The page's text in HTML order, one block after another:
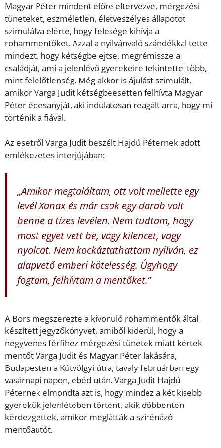
Magyar Péter mindent előre eltervezve, mérgezési
tüneteket, eszméletlen, életveszélyes állapotot
szimulálva elérte, hogy felesége kihívja a
rohammentőket. Azzal a nyilvánvaló szándékkal tette
mindezt, hogy kétségbe ejtse, megrémissze a
családját, ami a jelenlévő gyerekeire tekintettel több,
mint felelőtlenség. Még akkor is ájulást szimulált,
amikor Varga Judit kétségbeesetten felhívta Magyar
Péter édesanyját, aki indulatosan reagált arra, hogy mi
történik a fiával.
Az esetről Varga Judit beszélt Hajdú Péternek adott
emlékezetes interjújában:
„Amikor megtaláltam, ott volt mellette egy
levél Xanax és már csak egy darab volt
benne a tízes levélen. Nem tudtam, hogy
most egyet vett be, vagy kilencet, vagy
nyolcat. Nem kockáztathattam nyilván, ez
alapvető emberi kötelesség. Úgyhogy
fogtam, felhívtam a mentőket.”
A Bors megszerezte a kivonuló rohammentők által
készített jegyzőkönyvet, amiből kiderül, hogy a
negyvenes férfihez mérgezési tünetek miatt kértek
mentőt Varga Judit és Magyar Péter lakására,
Budapesten a Kútvölgyi útra, tavaly februárban egy
vasárnapi napon, ebéd után. Varga Judit Hajdú
Péternek elmondta azt is, hogy mindez a két kisebb
gyerekük jelenlétében történt, akik döbbenten
kérdezgettek, amikor meglátták a szirénázó
mentőautót.